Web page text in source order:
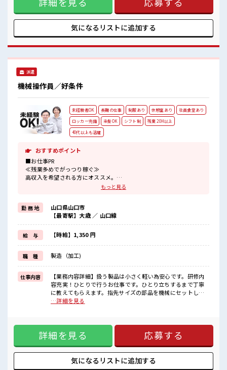
ピッタリ♪ ■お仕事PR ≪住むところも手に入れよう≫ ・一人
暮らしをしてみたい。 ・地元から出て新しい場所で働いてみ
たい。 ・すぐに働けて稼げる仕事がしたい。 そんな方にピッ
タリな「寮完備」のお仕事です！ 赴任地までの交通費も当社
業多めでがっつり稼ぐ≫ 高収入を希望される方にオススメ。
残業は月20時間以上あります♪ 制服があると毎日の服選びに
ります！ 持ち物が多いあなたにもぴったり☆ ロッカー付き職
場♪ 残業がしっかりあるお仕事！ 寮付きで一人暮らしを始め
たい方にオススメ！
気になるリストに追加する
派遣
機械操作員／好条件
未経験者OK 長期の仕事 制服あり 休憩室あり
社員食堂あり
ロッカー完備
染髪OK シフト制
残業 20H以上
40代以上も活躍
おすすめポイント
■お仕事PR
≪残業多めでがっつり稼ぐ≫
高収入を希望される方にオススメ。
残業は月20時間以上あります♪
基本的に髪色自由で明るすぎたり奇抜でなければOKです！
(規定有)≪動きやすい制服アリ≫
制服があるので、
毎日の服装の悩み解消♪
≪未経験の方も大カンゲイ≫
新しいことにチャレンジするのは不安だけど、
しっかり働く環境が整っています！
イチからスキルUP・ステップUP目指していきましょう！
≪自分に合った期間で働ける≫
福利厚生が整った派遣のお仕事です！
■職場の雰囲気
髪型にこだわりのあるアナタは必見！
職場にはロッカー完備！
私物の置きすぎには注意が必要ですね★
もっと見る
勤 務 地
山口県山口市
【最寄駅】大歳 ／ 山口線
給 与 【時給】1,350 円
職 種 製造（加工)
仕事内容
【業務内容詳細】扱う製品は小さく軽い為安心です。研修内
容充実！ひとりで行うお仕事です。ひとり立ちするまで丁寧
に教えてもらえます。指先サイズの部品を機械にセットし、
パネルを操作してボタンを押すだけ。あとは機械が自動で製
平日は混雑知らずの自由な時間を満喫できます！【取扱製品
情報】コンデンサ ■お仕事PR ≪残業多めでがっつり稼ぐ≫ 高
収入を希望される方にオススメ。 残業は月20時間以上ありま
す♪ ≪髪型自由≫ 基本的に髪色自由で明るすぎたり奇抜でな
ければOKです！ (規定有)≪動きやすい制服アリ≫ 制服がある
ので、 毎日の服装の悩み解消♪ ≪未経験の方も大カンゲイ≫
…詳細を見る
詳細を見る 応募する
気になるリストに追加する